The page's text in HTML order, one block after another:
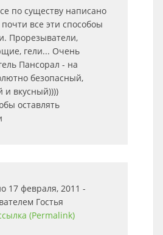
по существу написано
все эти способоы
Прорезыватели,
гели... Очень
Пансорал - на
безопасный,
и вкусный))))
оставлять
17 февраля, 2011 -
Гостья
(Permalink)